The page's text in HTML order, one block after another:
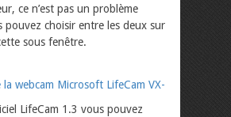
ce n’est pas un problème
pouvez choisir entre les deux sur
sous fenêtre.
LifeCam 1.3 vous pouvez